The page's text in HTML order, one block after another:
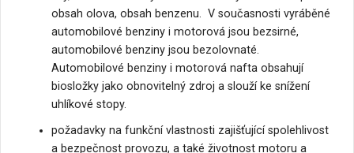
obsah olova, obsah benzenu. V současnosti vyráběné
automobilové benziny i motorová jsou bezsirné,
automobilové benziny jsou bezolovnaté.
Automobilové benziny i motorová nafta obsahují
biosložky jako obnovitelný zdroj a slouží ke snížení
uhlíkové stopy.
požadavky na funkční vlastnosti zajišťující spolehlivost
a bezpečnost provozu, a také životnost motoru a